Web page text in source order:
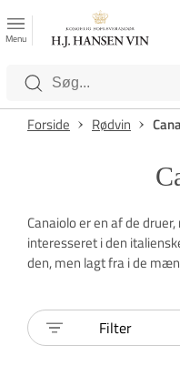
Kategorier
Menu
Forside Rødvin
Canaiolo er en af de
interesseret i den
den, men lagt fra i de
Filter